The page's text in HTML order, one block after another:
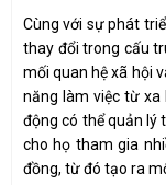
Cùng với sự phát
thay đổi trong cấu
mối quan hệ xã hội
năng làm việc từ xa
động có thể quản lý
cho họ tham gia
đồng, từ đó tạo ra